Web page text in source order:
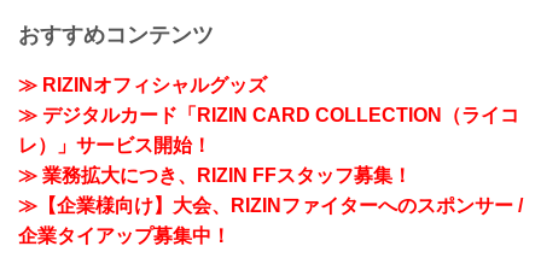
おすすめコンテンツ
≫ RIZINオフィシャルグッズ
≫ デジタルカード「RIZIN CARD COLLECTION（ライコ
レ）」サービス開始！
≫ 業務拡大につき、RIZIN FFスタッフ募集！
≫【企業様向け】大会、RIZINファイターへのスポンサー /
企業タイアップ募集中！